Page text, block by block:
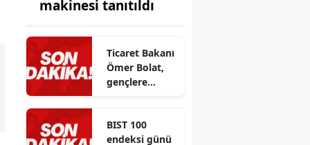
makinesi tanıtıldı
Ticaret Bakanı
Ömer Bolat,
gençlere
tercihlerinde
önemli
BIST 100
endeksi günü